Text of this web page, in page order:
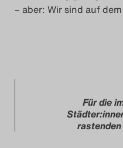
– aber: Wir sind auf dem
Für die